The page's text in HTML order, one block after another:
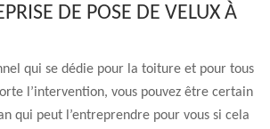
DE POSE DE VELUX À
qui se dédie pour la toiture et pour tous
l’intervention, vous pouvez être certain
qui peut l’entreprendre pour vous si cela